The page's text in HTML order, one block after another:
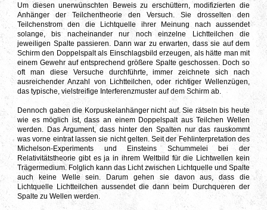
Um diesen unerwünschten Beweis zu erschüttern, modifizierten die
Anhänger der Teilchentheorie den Versuch. Sie drosselten den
Teilchenstrom den die Lichtquelle ihrer Meinung nach aussendet
solange, bis nacheinander nur noch einzelne Lichtteilchen die
jeweiligen Spalte passieren. Dann war zu erwarten, dass sie auf dem
Schirm den Doppelspalt als Einschlagsbild erzeugen, als hätte man mit
einem Gewehr auf entsprechend größere Spalte geschossen. Doch so
oft man diese Versuche durchführte, immer zeichnete sich nach
ausreichender Anzahl von Lichtteilchen, oder richtiger Wellenzügen,
das typische, vielstreifige Interferenzmuster auf dem Schirm ab.
Dennoch gaben die Korpuskelanhänger nicht auf. Sie rätseln bis heute
wie es möglich ist, dass an einem Doppelspalt aus Teilchen Wellen
werden. Das Argument, dass hinter den Spalten nur das rauskommt
was vorne eintrat lassen sie nicht gelten. Seit der Fehlinterpretation des
Michelson-Experiments und Einsteins Schummelei bei der
Relativitätstheorie gibt es ja in ihrem Weltbild für die Lichtwellen kein
Trägermedium. Folglich kann das Licht zwischen Lichtquelle und Spalte
auch keine Welle sein. Darum gehen sie davon aus, dass die
Lichtquelle Lichtteilchen aussendet die dann beim Durchqueren der
Spalte zu Wellen werden.